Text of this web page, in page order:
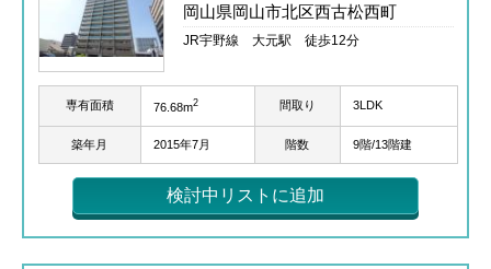
岡山県岡山市北区西古松西町
JR宇野線 大元駅 徒歩12分
専有面積 76.68m2 間取り 3LDK
築年月 2015年7月 階数 9階/13階建
検討中リストに追加